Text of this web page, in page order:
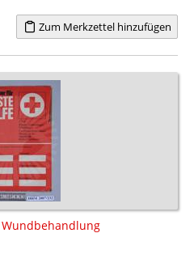
Zum Merkzettel hinzufügen
Wundbehandlung